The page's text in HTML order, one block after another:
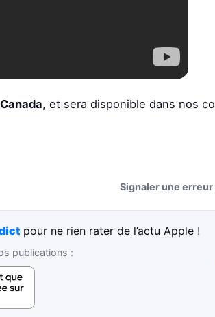
Canada, et sera disponible dans nos
Signaler une
pour ne rien rater de l’actu Apple !
publications :